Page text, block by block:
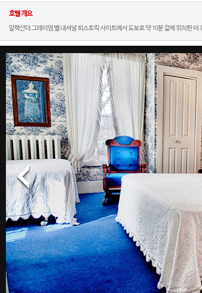
호텔 개요
알렉산더 그레이엄 벨 내셔널 히스토릭 사이트에서 도보로 약 10분 걸에 위치한